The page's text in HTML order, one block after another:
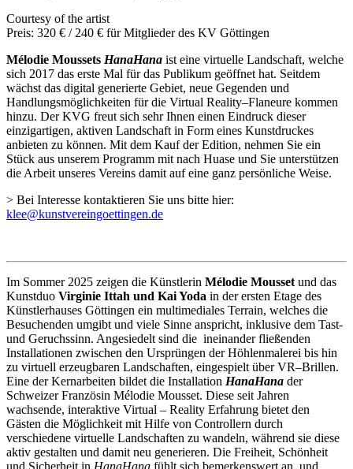
Courtesy of the artist
Preis: 320 € / 240 € für Mitglieder des KV Göttingen
Mélodie Moussets HanaHana ist eine virtuelle Landschaft, welche
sich 2017 das erste Mal für das Publikum geöffnet hat. Seitdem
wächst das digital generierte Gebiet, neue Gegenden und
Handlungsmöglichkeiten für die Virtual Reality–Flaneure kommen
hinzu. Der KVG freut sich sehr Ihnen einen Eindruck dieser
einzigartigen, aktiven Landschaft in Form eines Kunstdruckes
anbieten zu können. Mit dem Kauf der Edition, nehmen Sie ein
Stück aus unserem Programm mit nach Huase und Sie unterstützen
die Arbeit unseres Vereins damit auf eine ganz persönliche Weise.
> Bei Interesse kontaktieren Sie uns bitte hier:
klee@kunstvereingoettingen.de
Im Sommer 2025 zeigen die Künstlerin Mélodie Mousset und das
Kunstduo Virginie Ittah und Kai Yoda in der ersten Etage des
Künstlerhauses Göttingen ein multimediales Terrain, welches die
Besuchenden umgibt und viele Sinne anspricht, inklusive dem Tast-
und Geruchssinn. Angesiedelt sind die ineinander fließenden
Installationen zwischen den Ursprüngen der Höhlenmalerei bis hin
zu virtuell erzeugbaren Landschaften, eingespielt über VR–Brillen.
Eine der Kernarbeiten bildet die Installation HanaHana der
Schweizer Französin Mélodie Mousset. Diese seit Jahren
wachsende, interaktive Virtual – Reality Erfahrung bietet den
Gästen die Möglichkeit mit Hilfe von Controllern durch
verschiedene virtuelle Landschaften zu wandeln, während sie diese
aktiv gestalten und damit neu generieren. Die Freiheit, Schönheit
und Sicherheit in HanaHana fühlt sich bemerkenswert an, und